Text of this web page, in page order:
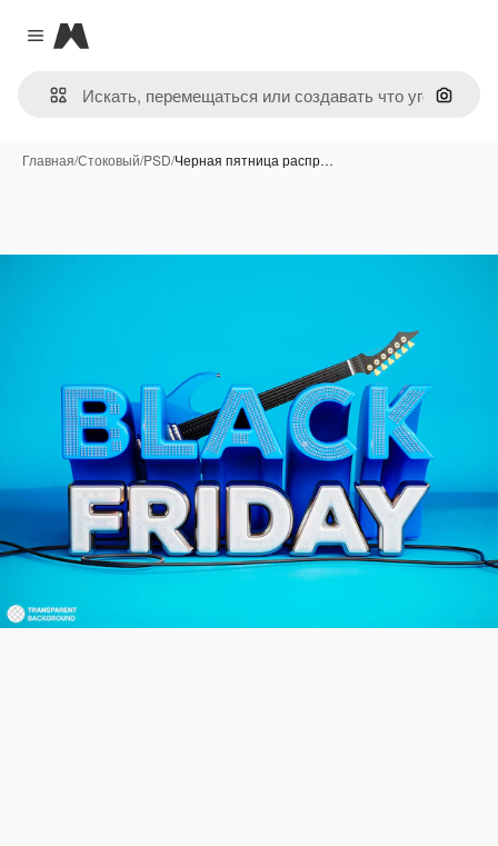
Close menu
Magnific
Поиск
Главная/Стоковый/PSD/Черная пятница распр…